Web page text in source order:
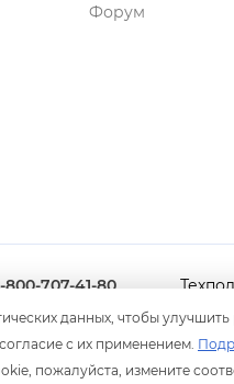
данных, чтобы улучшить
с их применением.
пожалуйста, измените
Форум
800-707-41-80
499 600-600-0
анковскими картами